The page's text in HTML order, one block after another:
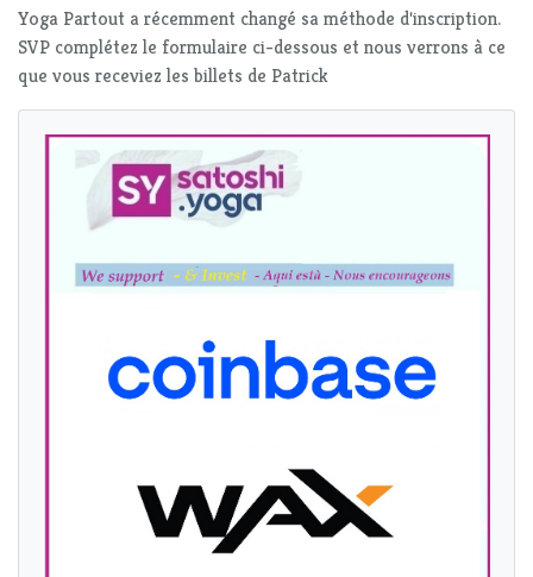
Yoga Partout a récemment changé sa méthode d'inscription.
SVP complétez le formulaire ci-dessous et nous verrons à ce
que vous receviez les billets de Patrick